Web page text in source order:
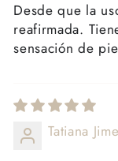
Desde que la
reafirmada.
sensación de
Tatiana